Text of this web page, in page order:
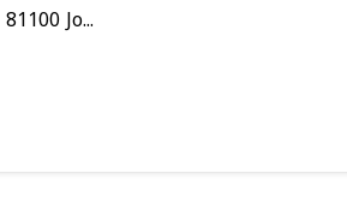
Jo...